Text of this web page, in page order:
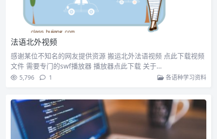
法语北外视频
感谢某位不知名的网友提供资源 搬运北外法语视频 点此下载视频
文件 需要专门的swf播放器 播放器点此下载 关于…
5,796 1 各语种学习资料